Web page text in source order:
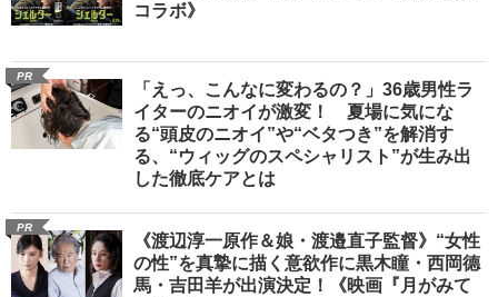
コラボ》
PR
「えっ、こんなに変わるの？」36歳男性ラ
イターのニオイが激変！ 夏場に気にな
る“頭皮のニオイ”や“ベタつき”を解消す
る、“ウィッグのスペシャリスト”が生み出
した徹底ケアとは
PR
《渡辺淳一原作＆娘・渡邉直子監督》“女性
の性”を真摯に描く意欲作に黒木瞳・西岡德
馬・吉田羊が出演決定！《映画『月がみて